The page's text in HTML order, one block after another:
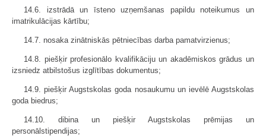
14.6. izstrādā un īsteno uzņemšanas papildu noteikumus un
imatrikulācijas kārtību;
14.7. nosaka zinātniskās pētniecības darba pamatvirzienus;
14.8. piešķir profesionālo kvalifikāciju un akadēmiskos grādus un
izsniedz atbilstošus izglītības dokumentus;
14.9. piešķir Augstskolas goda nosaukumu un ievēlē Augstskolas
goda biedrus;
14.10. dibina un piešķir Augstskolas prēmijas un
personālstipendijas;